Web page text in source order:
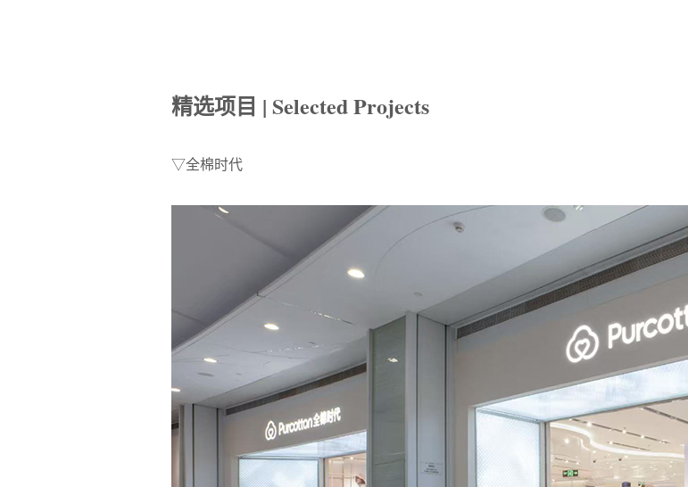
精选项目 | Selected Projects
▽全棉时代